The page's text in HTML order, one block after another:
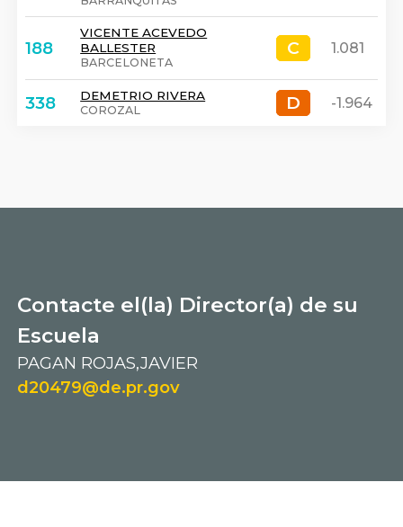
188
VICENTE ACEVEDO
BALLESTER
BARCELONETA
C
C 1.081
338 DEMETRIO RIVERA
COROZAL D
D -1.964
Contacte el(la) Director(a) de su
Escuela
PAGAN ROJAS,JAVIER
d20479@de.pr.gov